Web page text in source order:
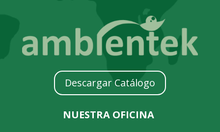
Descargar Catálogo
NUESTRA OFICINA